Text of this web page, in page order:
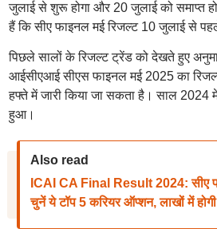
जुलाई से शुरू होगा और 20 जुलाई को समाप्त
हैं कि सीए फाइनल मई रिजल्ट 10 जुलाई से
पिछले सालों के रिजल्ट ट्रेंड को देखते हुए
आईसीएआई सीएस फाइनल मई 2025 का
हफ्ते में जारी किया जा सकता है। साल 2024
हुआ।
Also read
ICAI CA Final Result 2024: सीए
चुनें ये टॉप 5 करियर ऑप्शन, लाखों में